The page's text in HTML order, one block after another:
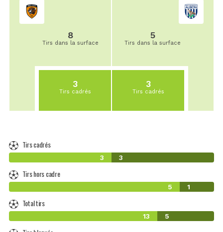
8
Tirs dans la surface
3
Tirs cadrés
5
Tirs dans la surface
3
Tirs cadrés
Tirs cadrés
3 3
Tirs hors cadre
5 1
Total tirs
13 5